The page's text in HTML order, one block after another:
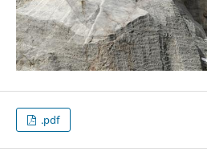
.pdf